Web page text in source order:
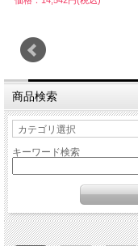
商品検索
キーワード検索